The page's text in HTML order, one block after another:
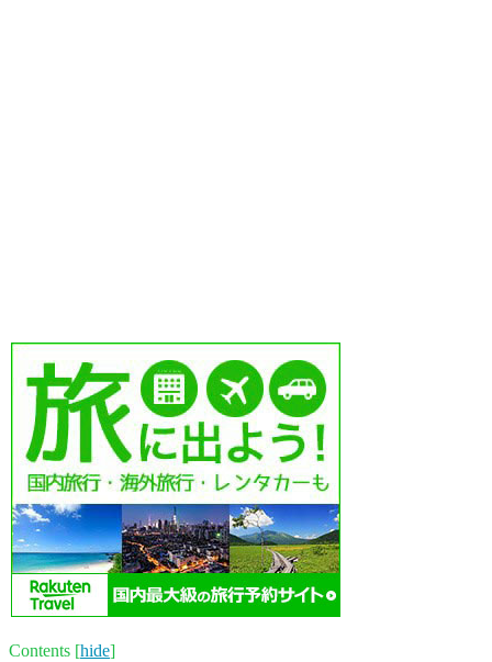
Contents [hide]